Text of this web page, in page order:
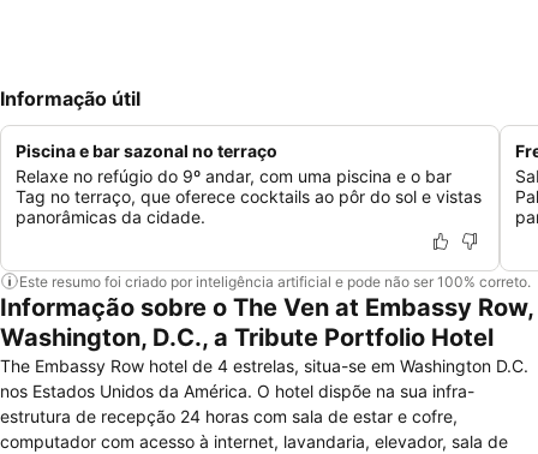
Informação útil
Piscina e bar sazonal no terraço
Relaxe no refúgio do 9º andar, com uma piscina e o bar
Tag no terraço, que oferece cocktails ao pôr do sol e vistas
panorâmicas da cidade.
Este resumo foi criado por inteligência artificial e pode não ser 100% correto.
Informação sobre o The Ven at Embassy Row,
Washington, D.C., a Tribute Portfolio Hotel
The Embassy Row hotel de 4 estrelas, situa-se em Washington D.C.
nos Estados Unidos da América. O hotel dispõe na sua infra-
estrutura de recepção 24 horas com sala de estar e cofre,
computador com acesso à internet, lavandaria, elevador, sala de